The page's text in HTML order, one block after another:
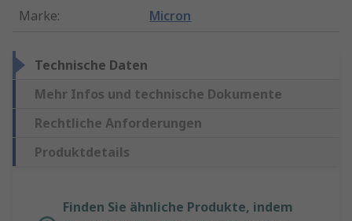
Marke: Micron
Technische Daten
Mehr Infos und technische Dokumente
Rechtliche Anforderungen
Produktdetails
Finden Sie ähnliche Produkte, indem